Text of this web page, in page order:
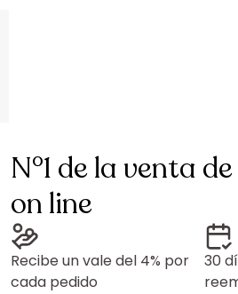
N°1 de la venta
on line
Recibe un vale del 4% por
cada pedido
30